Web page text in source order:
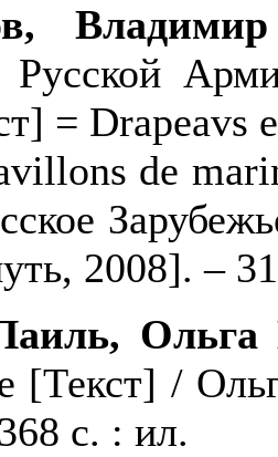
Русской
] = Drapeavs
de
2008]. –
Ольга
[Текст] /
с. : ил.